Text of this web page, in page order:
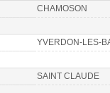
CHAMOSON
YVERDON-LES-
SAINT CLAUDE